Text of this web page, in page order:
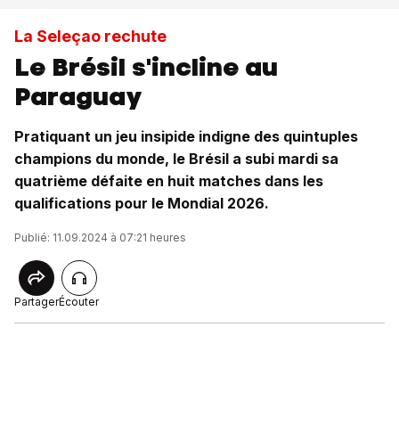
La Seleçao rechute
Le Brésil s'incline au
Paraguay
Pratiquant un jeu insipide indigne des quintuples
champions du monde, le Brésil a subi mardi sa
quatrième défaite en huit matches dans les
qualifications pour le Mondial 2026.
Publié: 11.09.2024 à 07:21 heures
PartagerÉcouter